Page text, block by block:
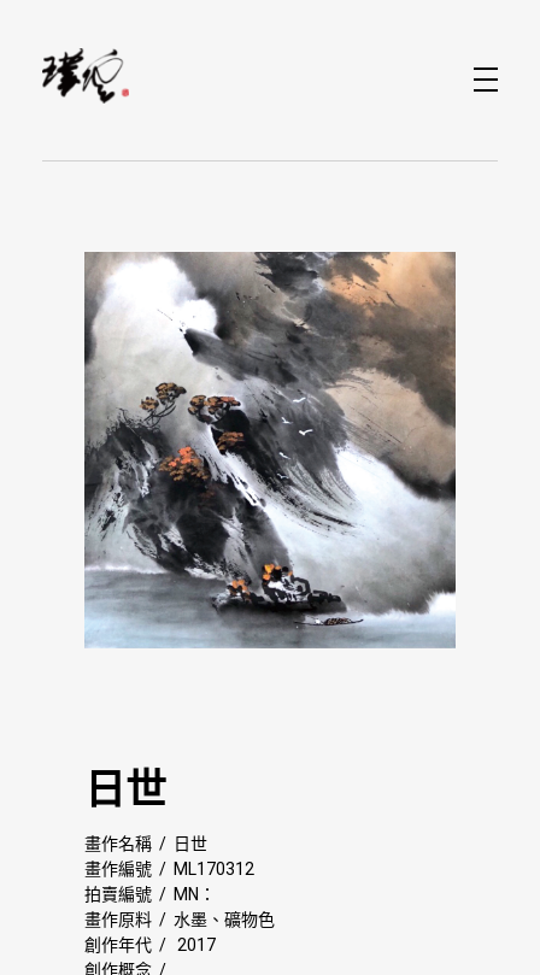
日世
畫作名稱 / 日世
畫作編號 / ML170312
拍賣編號 / MN：
畫作原料 / 水墨、礦物色
創作年代 / 2017